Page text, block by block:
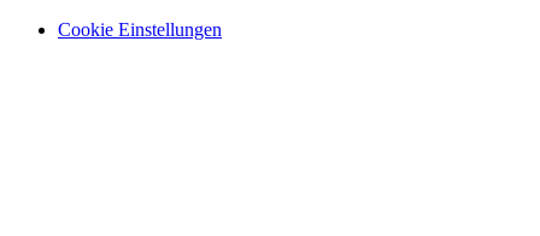
Cookie Einstellungen